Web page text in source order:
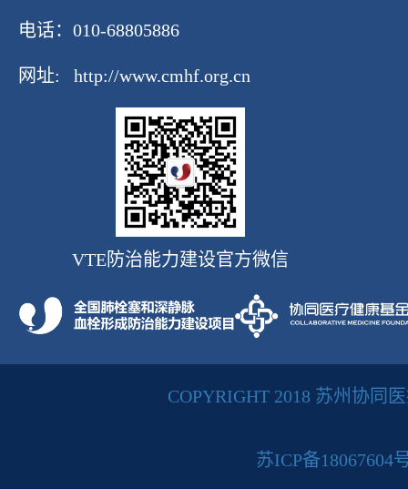
电话：010-68805886
网址: http://www.cmhf.org.cn
VTE防治能力建设官方微信
COPYRIGHT 2018 苏州协同
苏ICP备18067604